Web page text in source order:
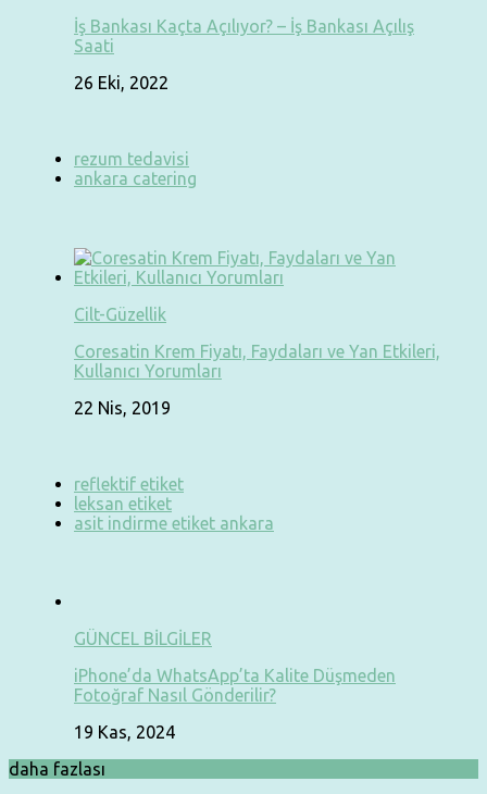
İş Bankası Kaçta Açılıyor? – İş Bankası Açılış
Saati
26 Eki, 2022
rezum tedavisi
ankara catering
Cilt-Güzellik
Coresatin Krem Fiyatı, Faydaları ve Yan Etkileri,
Kullanıcı Yorumları
22 Nis, 2019
reflektif etiket
leksan etiket
asit indirme etiket ankara
GÜNCEL BİLGİLER
iPhone’da WhatsApp’ta Kalite Düşmeden
Fotoğraf Nasıl Gönderilir?
19 Kas, 2024
daha fazlası